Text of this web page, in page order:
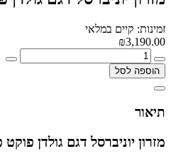
זמינות: קיים במלאי
₪3,190.00
הוספה לסל
תיאור
מזרון יוניברסל דגם גולדן פוקט